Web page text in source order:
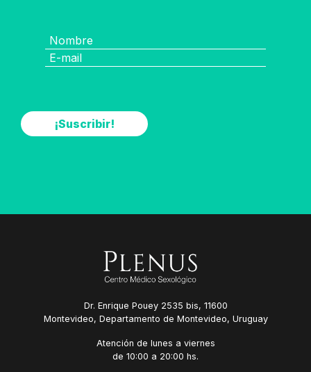
Dr. Enrique Pouey 2535 bis, 11600
Montevideo, Departamento de Montevideo, Uruguay
Atención de lunes a viernes
de 10:00 a 20:00 hs.